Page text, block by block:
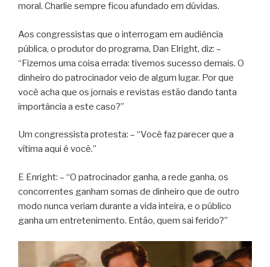
moral. Charlie sempre ficou afundado em dúvidas.
Aos congressistas que o interrogam em audiência
pública, o produtor do programa, Dan Elright, diz: –
“Fizemos uma coisa errada: tivemos sucesso demais. O
dinheiro do patrocinador veio de algum lugar. Por que
você acha que os jornais e revistas estão dando tanta
importância a este caso?”
Um congressista protesta: – “Você faz parecer que a
vítima aqui é você.”
E Enright: – “O patrocinador ganha, a rede ganha, os
concorrentes ganham somas de dinheiro que de outro
modo nunca veriam durante a vida inteira, e o público
ganha um entretenimento. Então, quem sai ferido?”